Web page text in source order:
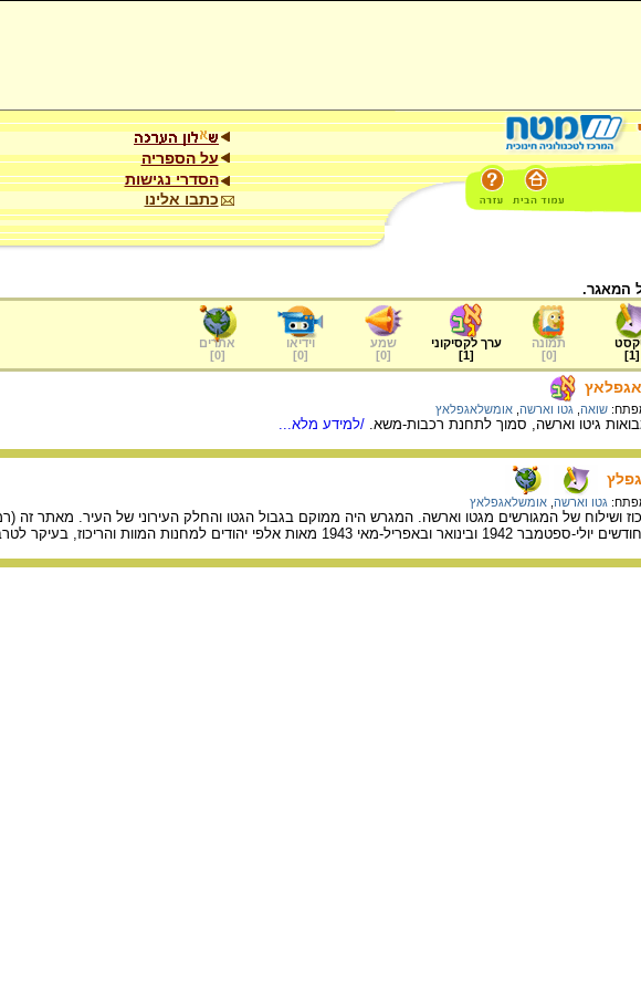
על הספריה
הסדרי נגישות
כתבו אלינו
המאגר.
[
1
]
תמונה
[
0
]
ערך לקסיקוני
[
1
]
שמע
[
0
]
וידיאו
[
0
]
אתרים
[
0
]
שואה גטו וארשה אומשלאגפלאץ
גיטו וארשה, סמוך לתחנת רכבות-משא. /למידע מלא...
גטו וארשה אומשלאגפלאץ
ושילוח של המגורשים מגטו וארשה. המגרש היה ממוקם בגבול הגטו והחלק העירוני של העיר. מאתר
ובאפריל-מאי 1943 מאות אלפי יהודים למחנות המוות והריכוז, בעיקר לטרבלינקה.